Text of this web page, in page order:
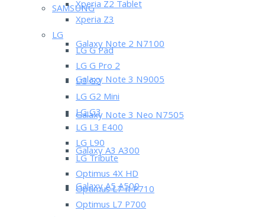
SAMSUNG
Galaxy Note 2 N7100
Galaxy Note 3 N9005
Galaxy Note 3 Neo N7505
Galaxy A3 A300
Galaxy A5 A500
Xperia Z2 Tablet
Xperia Z3
LG
LG G Pad
LG G Pro 2
LG G2
LG G2 Mini
LG G3
LG L3 E400
LG L90
LG Tribute
Optimus 4X HD
Optimus L7 II P710
Optimus L7 P700